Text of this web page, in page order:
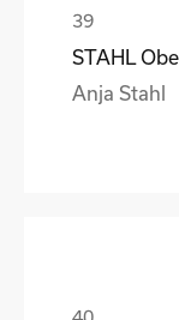
STAHL
Anja Stahl